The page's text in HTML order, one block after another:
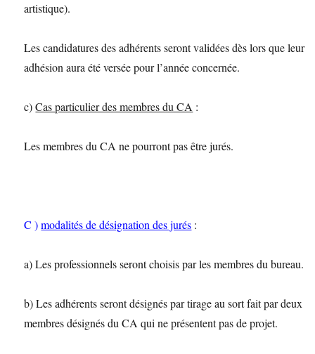
artistique).
Les candidatures des adhérents seront validées dès lors que leur
adhésion aura été versée pour l’année concernée.
c)Cas particulier des membres du CA :
Les membres du CA ne pourront pas être jurés.
C )modalités de désignation des jurés :
a) Les professionnels seront choisis par les membres du bureau.
b) Les adhérents seront désignés par tirage au sort fait par deux
membres désignés du CA qui ne présentent pas de projet.